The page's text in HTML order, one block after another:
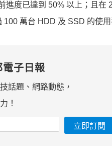
進度已達到 50% 以上；且在
萬台 HDD 及 SSD 的使用
電子日報
話題、網路動態，
！
立即訂閱